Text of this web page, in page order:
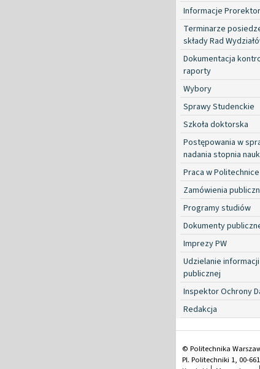
Informacje
Terminarze
składy Rad
Dokumentacja
raporty
Wybory
Sprawy Studenckie
Szkoła doktorska
Postępowania w
nadania stopnia
Praca w Politechnice
Zamówienia
Programy studiów
Dokumenty
Imprezy PW
Udzielanie informacji
publicznej
Inspektor Ochrony
Redakcja
© Politechnika
Pl. Politechniki 1, 00-